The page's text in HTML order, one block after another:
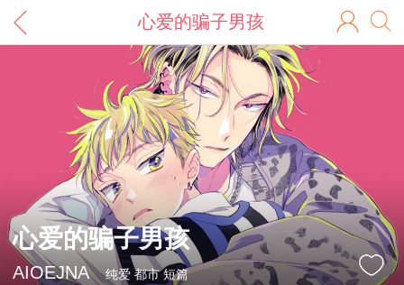
心爱的骗子男孩
心爱的骗子男孩
AIOEJNA 纯爱 都市 短篇